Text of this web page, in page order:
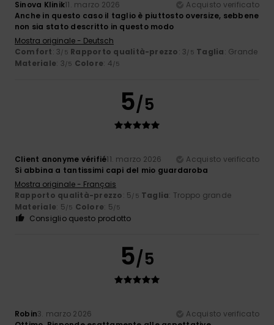
Sinova Klinik11. marzo 2026
Acquisto verificato
Anche in questo caso il taglio è piuttosto oversize, sebbene
non sia stato descritto in questo modo
Mostra originale - Deutsch
Comfort: 3/5 Rapporto qualità-prezzo: 3/5 Taglia: Grande
Materiale: 3/5 Colore: 4/5
5/5
Client anonyme vérifié11. marzo 2026
Acquisto verificato
Si abbina a tantissimi capi del mio guardaroba
Mostra originale - Français
Rapporto qualità-prezzo: 5/5 Taglia: Troppo grande
Materiale: 5/5 Colore: 5/5
Consiglio questo prodotto
5/5
Robin3. marzo 2026
Acquisto verificato